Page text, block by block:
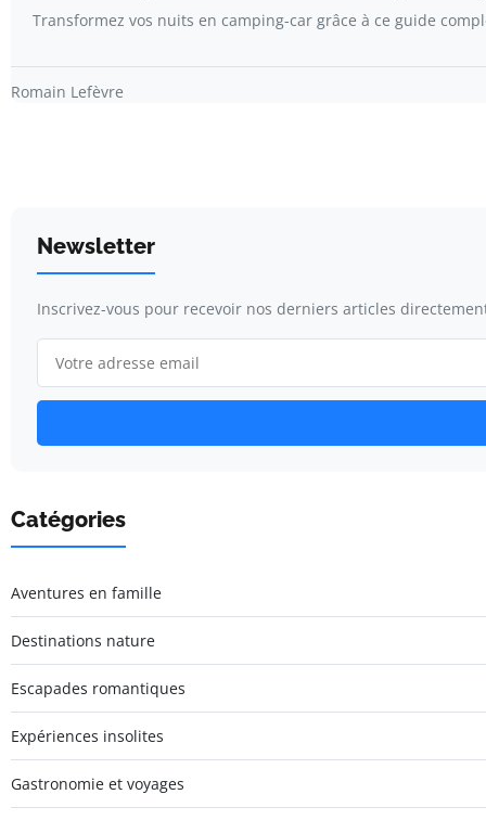
Transformez vos nuits en camping-car grâce à ce guide
Romain Lefèvre
Newsletter
Inscrivez-vous pour recevoir nos derniers articles
Catégories
Aventures en famille
Destinations nature
Escapades romantiques
Expériences insolites
Gastronomie et voyages